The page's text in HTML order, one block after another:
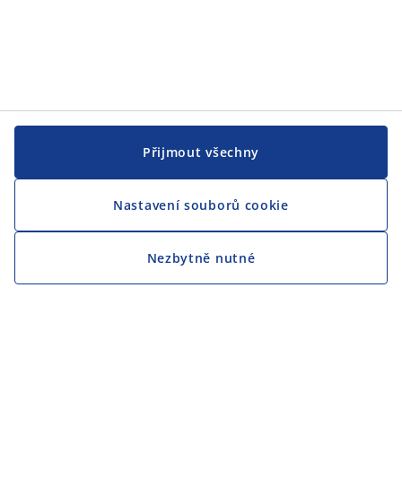
Přijmout všechny
Nastavení souborů cookie
Nezbytně nutné